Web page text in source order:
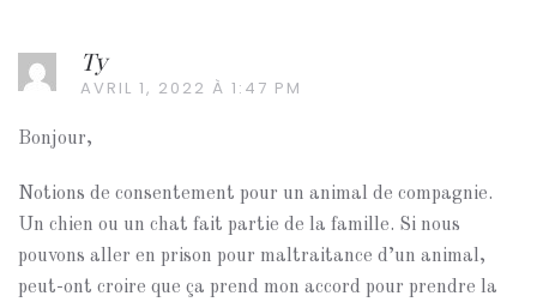
Ty
AVRIL 1, 2022 À 1:47 PM
Bonjour,
Notions de consentement pour un animal de compagnie.
Un chien ou un chat fait partie de la famille. Si nous
pouvons aller en prison pour maltraitance d’un animal,
peut-ont croire que ça prend mon accord pour prendre la